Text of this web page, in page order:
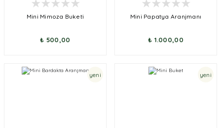
Mini Mimoza Buketi
₺ 500,00
Mini Papatya Aranjmanı
₺ 1.000,00
yeni yeni